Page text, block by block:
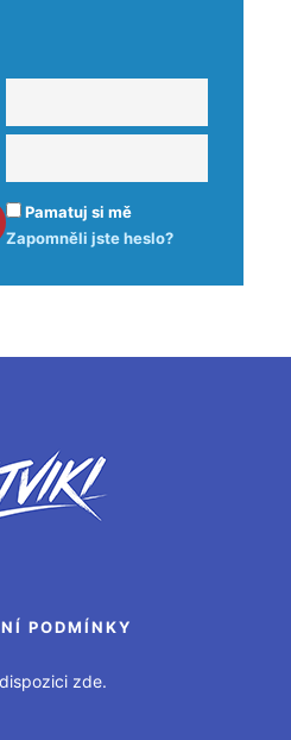
Pamatuj si mě
Zapomněli jste heslo?
PODMÍNKY
zde.